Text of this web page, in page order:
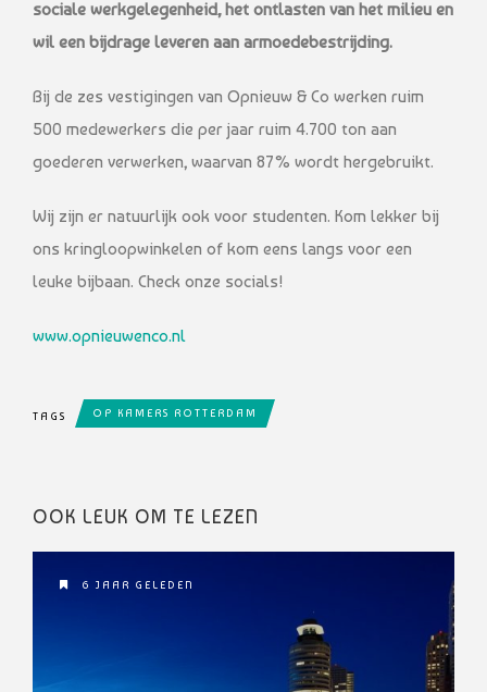
sociale werkgelegenheid, het ontlasten van het milieu en
wil een bijdrage leveren aan armoedebestrijding.
Bij de zes vestigingen van Opnieuw & Co werken ruim
500 medewerkers die per jaar ruim 4.700 ton aan
goederen verwerken, waarvan 87% wordt hergebruikt.
Wij zijn er natuurlijk ook voor studenten. Kom lekker bij
ons kringloopwinkelen of kom eens langs voor een
leuke bijbaan. Check onze socials!
www.opnieuwenco.nl
TAGS OP KAMERS ROTTERDAM
OOK LEUK OM TE LEZEN
6 JAAR GELEDEN